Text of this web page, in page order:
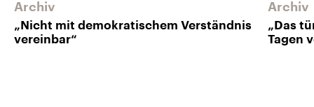
Archiv
„Nicht mit demokratischem Verständnis
vereinbar“
Archiv
„Das
Tagen